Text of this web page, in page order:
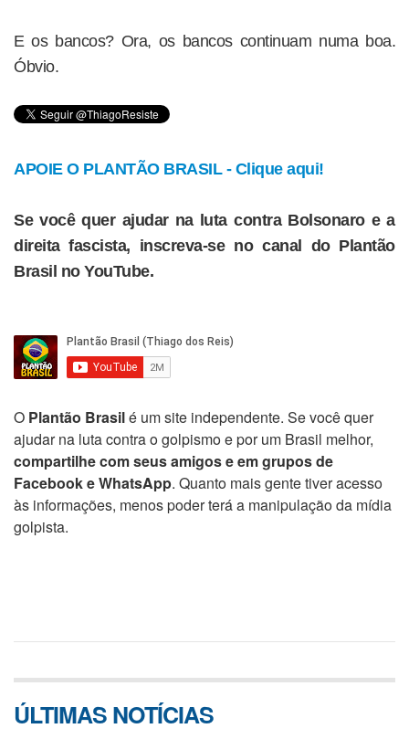
E os bancos? Ora, os bancos continuam numa boa.
Óbvio.
APOIE O PLANTÃO BRASIL - Clique aqui!
Se você quer ajudar na luta contra Bolsonaro e a
direita fascista, inscreva-se no canal do Plantão
Brasil no YouTube.
O Plantão Brasilé um site independente. Se você quer
ajudar na luta contra o golpismo e por um Brasil melhor,
compartilhe com seus amigos e em grupos de
Facebook e WhatsApp. Quanto mais gente tiver acesso
às informações, menos poder terá a manipulação da mídia
golpista.
ÚLTIMAS NOTÍCIAS